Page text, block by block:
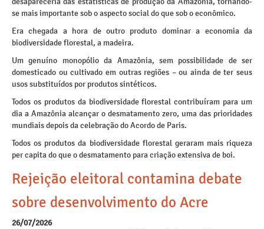
se mais importante sob o aspecto social do que sob o econômico.
Era chegada a hora de outro produto dominar a economia da
biodiversidade florestal, a madeira.
Um genuíno monopólio da Amazônia, sem possibilidade de ser
domesticado ou cultivado em outras regiões – ou ainda de ter seus
usos substituídos por produtos sintéticos.
Todos os produtos da biodiversidade florestal contribuíram para um
dia a Amazônia alcançar o desmatamento zero, uma das prioridades
mundiais depois da celebração do Acordo de Paris.
Todos os produtos da biodiversidade florestal geraram mais riqueza
per capita do que o desmatamento para criação extensiva de boi.
Rejeição eleitoral contamina debate
sobre desenvolvimento do Acre
26/07/2026